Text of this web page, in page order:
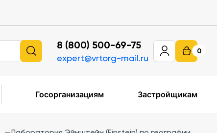
8 (800) 500-69-75
expert@vrtorg-mail.ru
0
Госорганизациям Застройщикам